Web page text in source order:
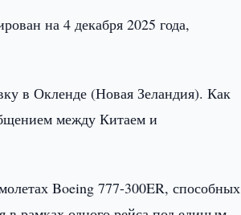
на 4 декабря 2025 года,
в Окленде (Новая Зеландия). Как
между Китаем и
Boeing 777-300ER, способных